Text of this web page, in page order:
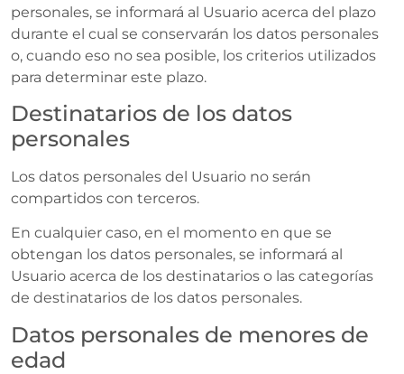
personales, se informará al Usuario acerca del plazo
durante el cual se conservarán los datos personales
o, cuando eso no sea posible, los criterios utilizados
para determinar este plazo.
Destinatarios de los datos
personales
Los datos personales del Usuario no serán
compartidos con terceros.
En cualquier caso, en el momento en que se
obtengan los datos personales, se informará al
Usuario acerca de los destinatarios o las categorías
de destinatarios de los datos personales.
Datos personales de menores de
edad